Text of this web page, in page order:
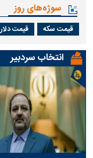
سوژه‌های روز
قیمت سکه قیمت دلار
انتخاب سردبیر